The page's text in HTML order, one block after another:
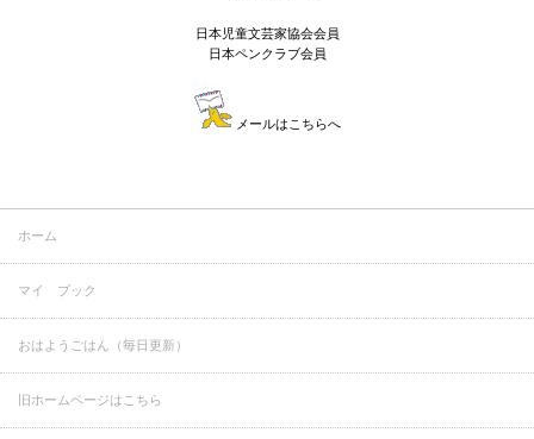
日本児童文芸家協会会員
日本ペンクラブ会員
メールはこちらへ
ホーム
マイ ブック
おはようごはん（毎日更新）
旧ホームページはこちら